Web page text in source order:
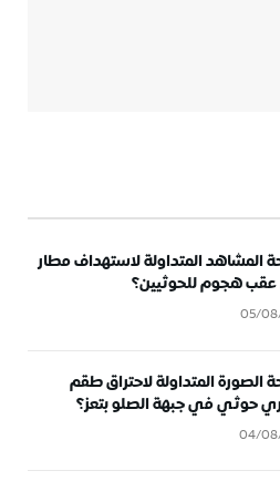
المشاهد المتداولة لاستهداف مطار
عقب هجوم للحوثيين؟
05/
الصورة المتداولة لاحتراق طقم
حوثي في جبهة الصلو بتعز؟
04/